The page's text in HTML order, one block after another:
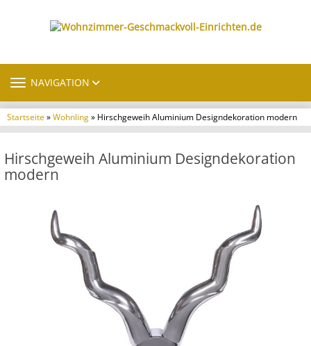
TOGGLE NAVIGATION
NAVIGATION
Startseite»Wohnling» Hirschgeweih Aluminium Designdekoration modern
Hirschgeweih Aluminium Designdekoration
modern